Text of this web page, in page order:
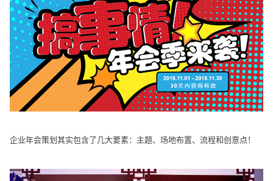
企业年会策划其实包含了几大要素：主题、场地布置、流程和创意点！